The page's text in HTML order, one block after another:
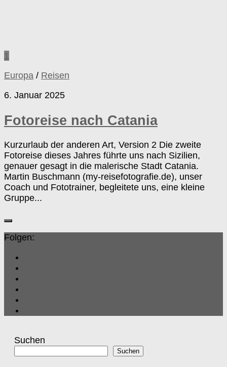
1
Europa / Reisen
6. Januar 2025
Fotoreise nach Catania
Kurzurlaub der anderen Art, Version 2 Die zweite
Fotoreise dieses Jahres führte uns nach Sizilien,
genauer gesagt in die malerische Stadt Catania.
Martin Buschmann (my-reisefotografie.de), unser
Coach und Fototrainer, begleitete uns, eine kleine
Gruppe...
Folgen:
Suchen
Suchen